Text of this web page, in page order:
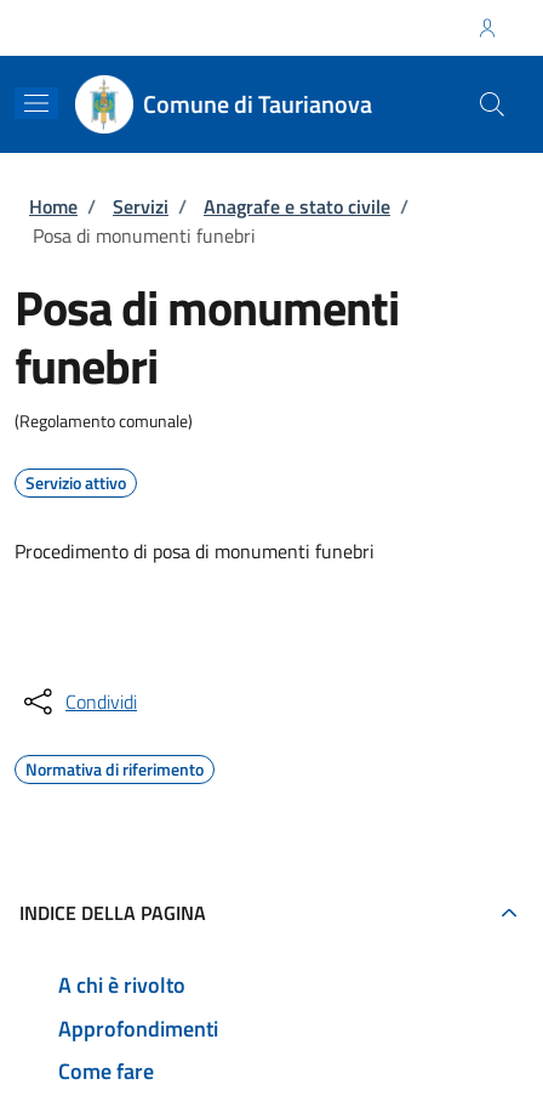
Comune di Taurianova
Briciole di pane
Home / Servizi / Anagrafe e stato civile /
Posa di monumenti funebri
Posa di monumenti
funebri
(Regolamento comunale)
Servizio attivo
Procedimento di posa di monumenti funebri
Condividi
Normativa di riferimento
INDICE DELLA PAGINA
A chi è rivolto
Approfondimenti
Come fare